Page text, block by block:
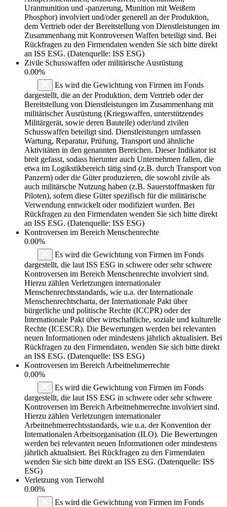
Uranmunition und -panzerung, Munition mit Weißem
Phosphor) involviert und/oder generell an der Produktion,
dem Vertrieb oder der Bereitstellung von Dienstleistungen im
Zusammenhang mit Kontroversen Waffen beteiligt sind. Bei
Rückfragen zu den Firmendaten wenden Sie sich bitte direkt
an ISS ESG. (Datenquelle: ISS ESG)
Zivile Schusswaffen oder militärische Ausrüstung
0.00%
Es wird die Gewichtung von Firmen im Fonds
dargestellt, die an der Produktion, dem Vertrieb oder der
Bereitstellung von Dienstleistungen im Zusammenhang mit
militärischer Ausrüstung (Kriegswaffen, unterstützendes
Militärgerät, sowie deren Bauteile) oder/und zivilen
Schusswaffen beteiligt sind. Dienstleistungen umfassen
Wartung, Reparatur, Prüfung, Transport und ähnliche
Aktivitäten in den genannten Bereichen. Dieser Indikator ist
breit gefasst, sodass hierunter auch Unternehmen fallen, die
etwa im Logikstikbereich tätig sind (z.B. durch Transport von
Panzern) oder die Güter produzieren, die sowohl zivile als
auch militärsche Nutzung haben (z.B. Sauerstoffmasken für
Piloten), sofern diese Güter spezifisch für die militärische
Verwendung entwickelt oder modifiziert wurden. Bei
Rückfragen zu den Firmendaten wenden Sie sich bitte direkt
an ISS ESG. (Datenquelle: ISS ESG)
Kontroversen im Bereich Menschenrechte
0.00%
Es wird die Gewichtung von Firmen im Fonds
dargestellt, die laut ISS ESG in schwere oder sehr schwere
Kontroversen im Bereich Menschenrechte involviert sind.
Hierzu zählen Verletzungen internationaler
Menschenrechtsstandards, wie u.a. der Internationale
Menschenrechtscharta, der Internationale Pakt über
bürgerliche und politische Rechte (ICCPR) oder der
Internationale Pakt über wirtschaftliche, soziale und kulturelle
Rechte (ICESCR). Die Bewertungen werden bei relevanten
neuen Informationen oder mindestens jährlich aktualisiert. Bei
Rückfragen zu den Firmendaten, wenden Sie sich bitte direkt
an ISS ESG. (Datenquelle: ISS ESG)
Kontroversen im Bereich Arbeitnehmerrechte
0.00%
Es wird die Gewichtung von Firmen im Fonds
dargestellt, die laut ISS ESG in schwere oder sehr schwere
Kontroversen im Bereich Arbeitnehmerrechte involviert sind.
Hierzu zählen Verletzungen internationaler
Arbeitnehmerrechtsstandards, wie u.a. der Konvention der
Internationalen Arbeitsorganisation (ILO). Die Bewertungen
werden bei relevanten neuen Informationen oder mindestens
jährlich aktualisiert. Bei Rückfragen zu den Firmendaten
wenden Sie sich bitte direkt an ISS ESG. (Datenquelle: ISS
ESG)
Verletzung von Tierwohl
0.00%
Es wird die Gewichtung von Firmen im Fonds